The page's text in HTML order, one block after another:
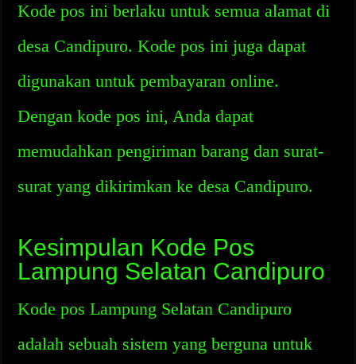
Kode pos ini berlaku untuk semua alamat di
desa Candipuro. Kode pos ini juga dapat
digunakan untuk pembayaran online.
Dengan kode pos ini, Anda dapat
memudahkan pengiriman barang dan surat-
surat yang dikirimkan ke desa Candipuro.
Kesimpulan Kode Pos
Lampung Selatan Candipuro
Kode pos Lampung Selatan Candipuro
adalah sebuah sistem yang berguna untuk